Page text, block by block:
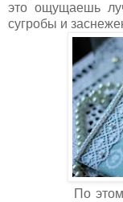
это ощущаешь
сугробы и
По этому